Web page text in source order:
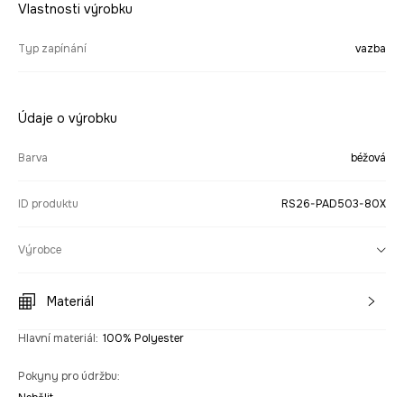
Vlastnosti výrobku
Typ zapínání vazba
Údaje o výrobku
Barva béžová
ID produktu RS26-PAD503-80X
Výrobce
Materiál
Hlavní materiál: 100% Polyester
Pokyny pro údržbu: